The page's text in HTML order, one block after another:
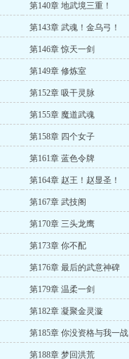
第140章 地武境三重！
第143章 武魂！金乌弓！
第146章 惊天一剑
第149章 修炼室
第152章 吸干灵脉
第155章 魔道武魂
第158章 四个女子
第161章 蓝色令牌
第164章 赵王！赵显圣！
第167章 武技阁
第170章 三头龙鹰
第173章 你不配
第176章 最后的武意神碑
第179章 温柔一剑
第182章 凝聚金灵漩
第185章 你没资格与我一战
第188章 梦回洪荒